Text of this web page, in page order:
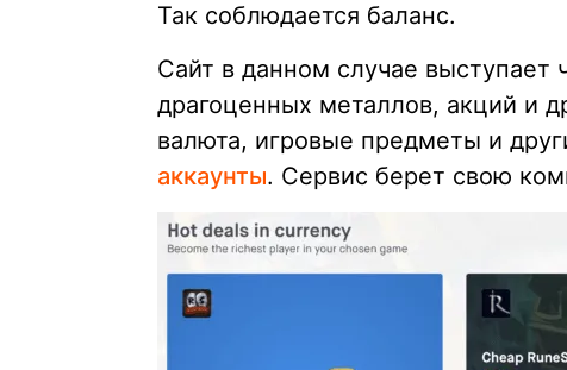
Так соблюдается баланс.
Сайт в данном случае
драгоценных металлов, акций и
валюта, игровые предметы и
аккаунты. Сервис берет свою